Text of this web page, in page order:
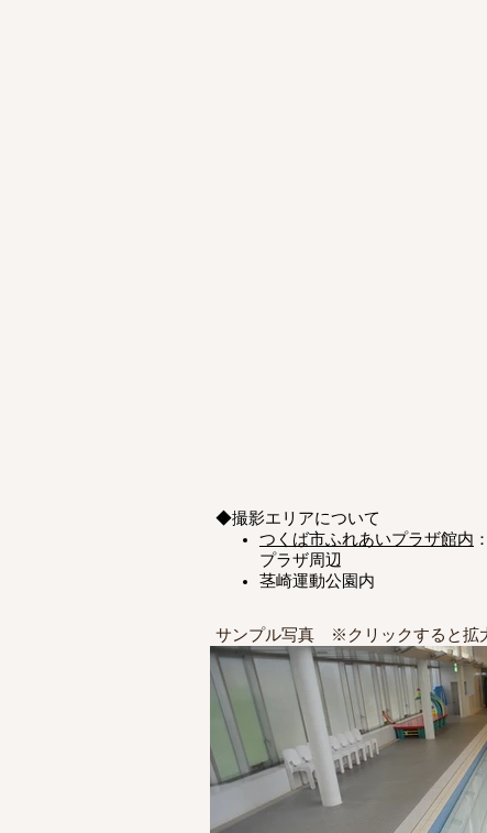
◆撮影エリアについて
つくば市ふれあいプラザ館内
プラザ周辺
茎崎運動公園内
サンプル写真 ※クリックすると拡